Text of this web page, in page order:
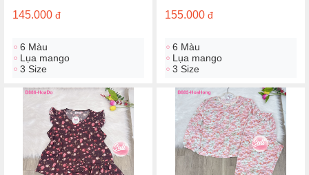
145.000 đ
6 Màu
Lụa mango
3 Size
155.000 đ
6 Màu
Lụa mango
3 Size